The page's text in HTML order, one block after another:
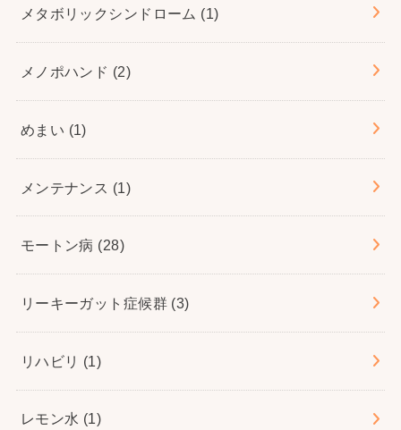
メタボリックシンドローム (1)
メノポハンド (2)
めまい (1)
メンテナンス (1)
モートン病 (28)
リーキーガット症候群 (3)
リハビリ (1)
レモン水 (1)